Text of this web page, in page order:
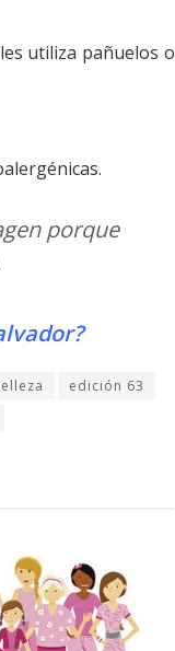
utiliza pañuelos o
porque
edición 63